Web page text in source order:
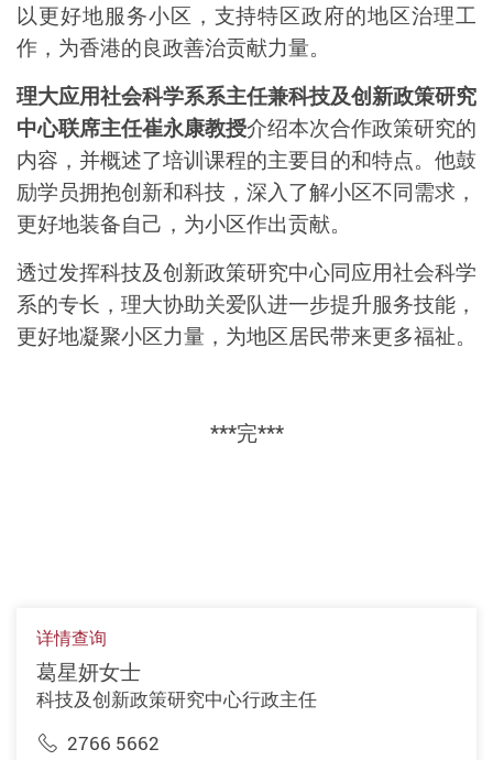
以更好地服务小区，支持特区政府的地区治理工
作，为香港的良政善治贡献力量。
理大应用社会科学系系主任兼科技及创新政策研究
中心联席主任崔永康教授介绍本次合作政策研究的
内容，并概述了培训课程的主要目的和特点。他鼓
励学员拥抱创新和科技，深入了解小区不同需求，
更好地装备自己，为小区作出贡献。
透过发挥科技及创新政策研究中心同应用社会科学
系的专长，理大协助关爱队进一步提升服务技能，
更好地凝聚小区力量，为地区居民带来更多福祉。
***完***
详情查询
葛星妍女士
科技及创新政策研究中心行政主任
2766 5662